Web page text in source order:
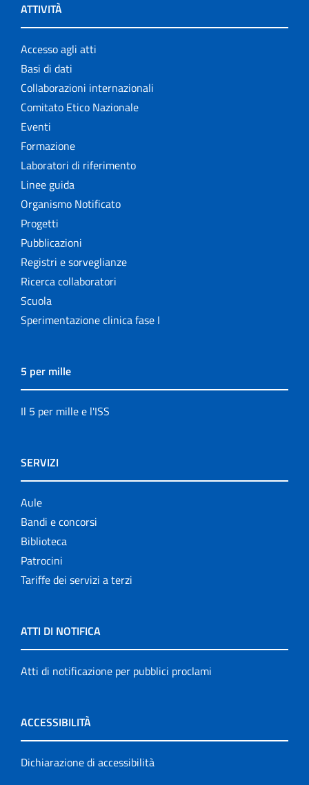
ATTIVITÀ
Accesso agli atti
Basi di dati
Collaborazioni internazionali
Comitato Etico Nazionale
Eventi
Formazione
Laboratori di riferimento
Linee guida
Organismo Notificato
Progetti
Pubblicazioni
Registri e sorveglianze
Ricerca collaboratori
Scuola
Sperimentazione clinica fase I
5 per mille
Il 5 per mille e l'ISS
SERVIZI
Aule
Bandi e concorsi
Biblioteca
Patrocini
Tariffe dei servizi a terzi
ATTI DI NOTIFICA
Atti di notificazione per pubblici proclami
ACCESSIBILITÀ
Dichiarazione di accessibilità